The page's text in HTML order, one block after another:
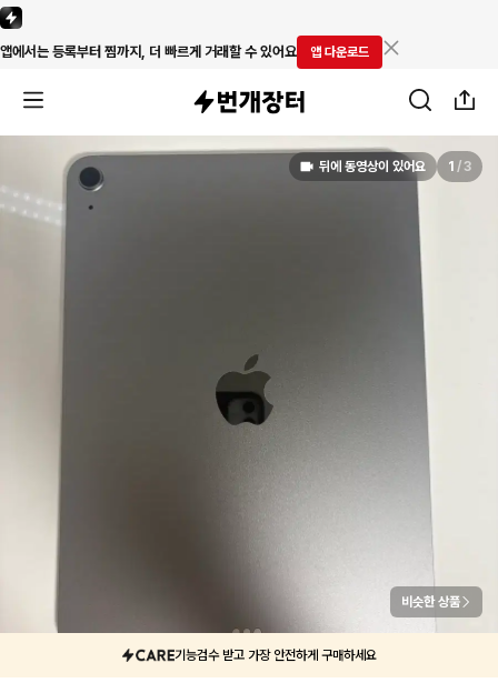
앱에서는 등록부터 찜까지, 더 빠르게 거래할 수 있어요 앱 다운로드
뒤에 동영상이 있어요 1 / 3
비슷한 상품
기능검수 받고 가장 안전하게 구매하세요